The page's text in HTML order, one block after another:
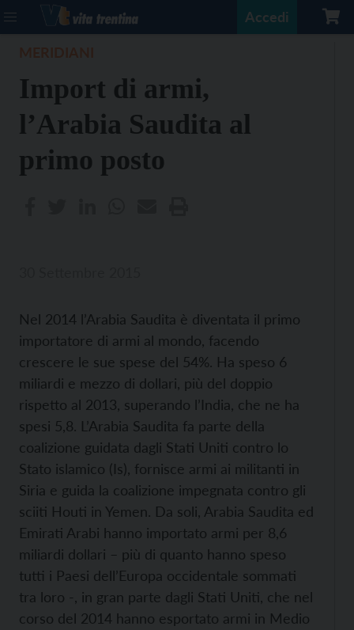
Accedi
Import di armi,
l’Arabia Saudita al
primo posto
Nel 2014 l’Arabia Saudita è diventata il primo
importatore di armi al mondo, facendo
crescere le sue spese del 54%. Ha speso 6
miliardi e mezzo di dollari, più del doppio
rispetto al 2013, superando l’India, che ne ha
spesi 5,8. L’Arabia Saudita fa parte della
coalizione guidata dagli Stati Uniti contro lo
Stato islamico (Is), fornisce armi ai militanti in
Siria e guida la coalizione impegnata contro gli
sciiti Houti in Yemen. Da soli, Arabia Saudita ed
Emirati Arabi hanno importato armi per 8,6
miliardi dollari – più di quanto hanno speso
tutti i Paesi dell’Europa occidentale sommati
tra loro -, in gran parte dagli Stati Uniti, che nel
corso del 2014 hanno esportato armi in Medio